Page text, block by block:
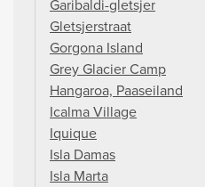
Garibaldi-gletsjer
Gletsjerstraat
Gorgona Island
Grey Glacier Camp
Hangaroa, Paaseiland
Icalma Village
Iquique
Isla Damas
Isla Marta